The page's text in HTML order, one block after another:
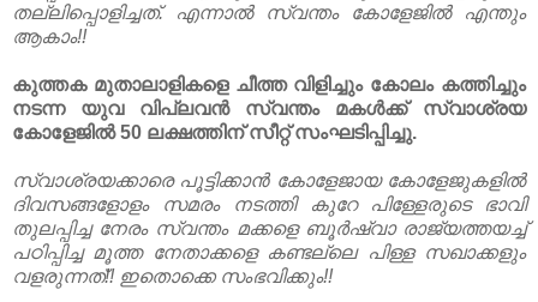
തല്ലിപ്പൊളിച്ചത്. എന്നാൽ സ്വന്തം കോളേജിൽ എന്തും
ആകാം!!
കുത്തക മുതാലാളികളെ ചീത്ത വിളിച്ചും കോലം കത്തിച്ചും
നടന്ന യുവ വിപ്ലവൻ സ്വന്തം മകൾക്ക്‌ സ്വാശ്രയ
കോളേജിൽ 50 ലക്ഷത്തിന്‌ സീറ്റ് സംഘടിപ്പിച്ചു.
സ്വാശ്രയക്കാരെ പൂട്ടിക്കാൻ കോളേജായ കോളേജുകളിൽ
ദിവസങ്ങളോളം സമരം നടത്തി കുറേ പിള്ളേരുടെ ഭാവി
തുലപ്പിച്ച നേരം സ്വന്തം മക്കളെ ബൂർഷ്വാ രാജ്യത്തയച്ച്
പഠിപ്പിച്ച മൂത്ത നേതാക്കളെ കണ്ടല്ലെ പിള്ള സഖാക്കളും
വളരുന്നത്!! ഇതൊക്കെ സംഭവിക്കും!!